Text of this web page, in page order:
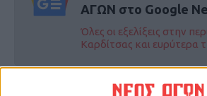
ΑΓΩΝ στο Google
Όλες οι εξελίξεις στην
Καρδίτσας και ευρύτερα
ΠΡΟΗΓΟΥΜΕΝΟ ΑΡΘΡΟ